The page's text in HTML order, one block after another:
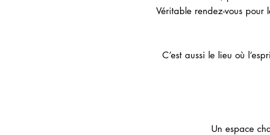
Véritable rendez-vous pour
C’est aussi le lieu où
Un espace